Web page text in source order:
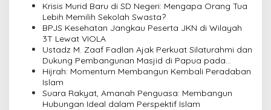
Krisis Murid Baru di SD Negeri: Mengapa Orang Tua
Lebih Memilih Sekolah Swasta?
BPJS Kesehatan Jangkau Peserta JKN di Wilayah
3T Lewat VIOLA
Ustadz M. Zaaf Fadlan Ajak Perkuat Silaturahmi dan
Dukung Pembangunan Masjid di Papua pada
Pengajian Yayasan Alimbas Insan Cita
Hijrah: Momentum Membangun Kembali Peradaban
Islam
Suara Rakyat, Amanah Penguasa: Membangun
Hubungan Ideal dalam Perspektif Islam